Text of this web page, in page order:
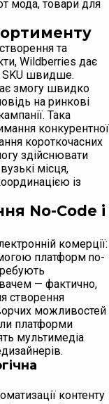
мода, товари для
та
Wildberries дає
SKU швидше.
змогу швидко
на ринкові
Така
конкурентної
короткочасних
здійснювати
місця,
із
No-Code і
комерції:
платформ no-
— фактично,
створення
можливостей
платформи
мультимедіа
контенту